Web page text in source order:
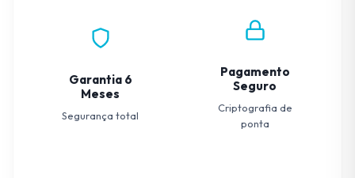
Garantia 6
Meses
Segurança total
Pagamento
Seguro
Criptografia de
ponta